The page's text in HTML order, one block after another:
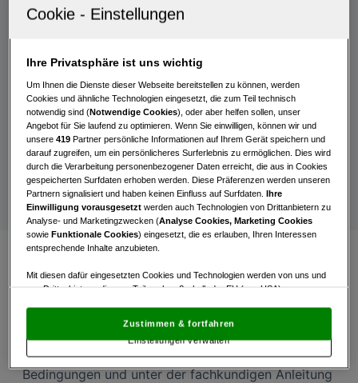
ÖGS zu Gast im PCC
Erfolgreicher Golftrainingstag der Österreichischen
Golf Senioren Gesellschaft im „Performance &
Competence Center“des Österreichischen Golf-
Verbands
Am 11. März 2025 versammelten sich die Mitglieder
renommierten „Performance & Competence
Center“ des Österr. Golf-Verbands zu einem
ereignisreichen Golftrainingstag. Bei optimalen
Bedingungen und unter der fachkundigen Anleitung
Ihre Privatsphäre ist uns wichtig
Um Ihnen die Dienste dieser Webseite bereitstellen zu können, werden
Cookies und ähnliche Technologien eingesetzt, die zum Teil technisch
notwendig sind (Notwendige Cookies), oder aber helfen sollen, unser
Angebot für Sie laufend zu optimieren. Wenn Sie einwilligen, können wir und
unsere419 Partner persönliche Informationen auf Ihrem Gerät speichern und
darauf zugreifen, um ein persönlicheres Surferlebnis zu ermöglichen. Dies wird
durch die Verarbeitung personenbezogener Daten erreicht, die aus in Cookies
gespeicherten Surfdaten erhoben werden. Diese Präferenzen werden unseren
Partnern signalisiert und haben keinen Einfluss auf Surfdaten.Ihre
Einwilligung vorausgesetzt werden auch Technologien von Drittanbietern zu
Analyse- und Marketingzwecken (Analyse Cookies, Marketing Cookies
sowieFunktionale Cookies) eingesetzt, die es erlauben, Ihren Interessen
entsprechende Inhalte anzubieten.
Mit diesen dafür eingesetzten Cookies und Technologien werden von uns und
von Drittanbietern, die zum Teil auch außerhalb der EU (u.a. USA)
angemessenes Datenschutzniveau bescheinigt.Es besteht insbesondere
das Risiko, dass Ihre Daten dem Zugriff durch US-Behörden zu Kontroll- und
Überwachungszwecken unterliegen und dagegen keine wirksamen
Rechtsbehelfe zur Verfügung stehen.
Einstellungen verwalten
Zustimmen & fortfahren